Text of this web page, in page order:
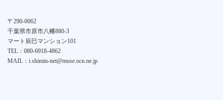
〒290-0062
千葉県市原市八幡880-3
マート辰巳マンション101
TEL：080-6918-4862
MAIL：i.shimin-net@muse.ocn.ne.jp